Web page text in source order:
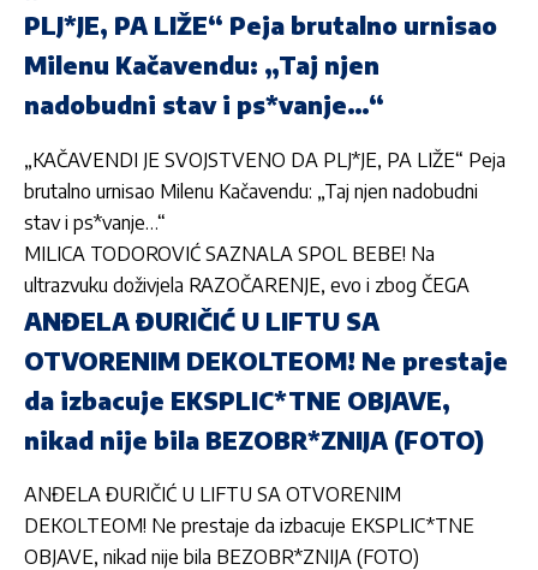
PLJ*JE, PA LIŽE“ Peja brutalno urnisao
Milenu Kačavendu: „Taj njen
nadobudni stav i ps*vanje…“
„KAČAVENDI JE SVOJSTVENO DA PLJ*JE, PA LIŽE“ Peja
brutalno urnisao Milenu Kačavendu: „Taj njen nadobudni
stav i ps*vanje…“
MILICA TODOROVIĆ SAZNALA SPOL BEBE! Na
ultrazvuku doživjela RAZOČARENJE, evo i zbog ČEGA
ANĐELA ĐURIČIĆ U LIFTU SA
OTVORENIM DEKOLTEOM! Ne prestaje
da izbacuje EKSPLIC*TNE OBJAVE,
nikad nije bila BEZOBR*ZNIJA (FOTO)
ANĐELA ĐURIČIĆ U LIFTU SA OTVORENIM
DEKOLTEOM! Ne prestaje da izbacuje EKSPLIC*TNE
OBJAVE, nikad nije bila BEZOBR*ZNIJA (FOTO)